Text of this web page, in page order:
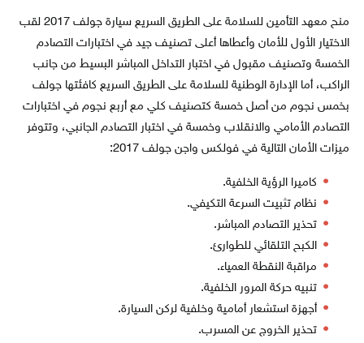
منح معهد التأمين للسلامة على الطريق السريع سيارة جولف 2017 لقب
الاختيار الأول للأمان وأعطاها أعلى تصنيف جيد في اختبارات التصادم
الخمسة وتصنيف مقبول في اختبار التداخل المباشر البسيط من جانب
الراكب، أما الإدارة الوطنية للسلامة على الطريق السريع كافئتها جولف
بخمس نجوم من أصل خمسة كتصنيف كلي مع أربع نجوم في اختبارات
التصادم الأمامي والانقلاب وخمسة في اختبار التصادم الجانبي، وتتوفر
ميزات الأمان التالية في فولكس واجن جولف 2017:
كاميرا الرؤية الخلفية.
نظام تثبيت السرعة التكيفي.
تحذير التصادم المباشر.
الكبح التلقائي للطوارئ.
مراقبة النقطة العمياء.
تنبيه حركة المرور الخلفية.
أجهزة استشعار أمامية وخلفية لركن السيارة.
تحذير الخروج عن المسرب.